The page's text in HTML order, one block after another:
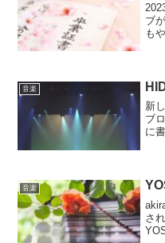
ブ
も
た...
音楽
新
ブ
に
音楽
さ